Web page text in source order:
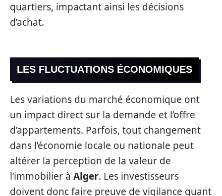
quartiers, impactant ainsi les décisions
d’achat.
LES FLUCTUATIONS ÉCONOMIQUES
Les variations du marché économique ont
un impact direct sur la demande et l’offre
d’appartements. Parfois, tout changement
dans l’économie locale ou nationale peut
altérer la perception de la valeur de
l’immobilier à Alger. Les investisseurs
doivent donc faire preuve de vigilance quant